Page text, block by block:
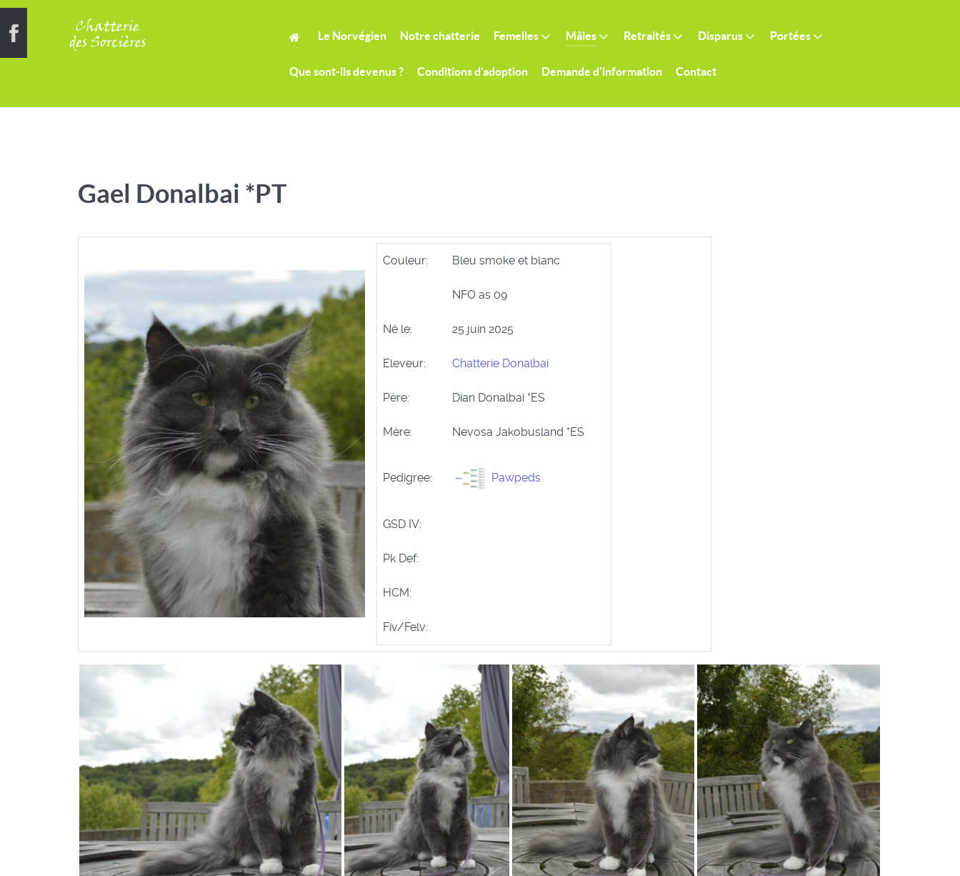
Le Norvégien Notre chatterie Femelles Mâles Retraités Disparus Portées
Que sont-ils devenus ? Conditions d'adoption Demande d'information Contact
Gael Donalbai *PT
Couleur: Bleu smoke et blanc
NFO as 09
Né le: 25 juin 2025
Eleveur: Chatterie Donalbai
Père: Dian Donalbai *ES
Mère: Nevosa Jakobusland *ES
Pedigree: Pawpeds
GSD IV:
Pk Def:
HCM:
Fiv/Felv: